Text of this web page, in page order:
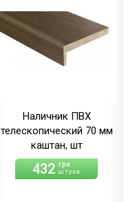
Наличник ПВХ
телескопический 70 мм
каштан, шт
432 грн
штука